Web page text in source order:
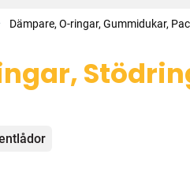
Dämpare, O-ringar, Gummidukar,